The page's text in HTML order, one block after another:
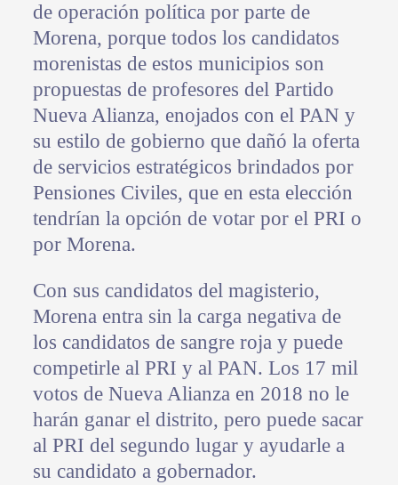
de operación política por parte de
Morena, porque todos los candidatos
morenistas de estos municipios son
propuestas de profesores del Partido
Nueva Alianza, enojados con el PAN y
su estilo de gobierno que dañó la oferta
de servicios estratégicos brindados por
Pensiones Civiles, que en esta elección
tendrían la opción de votar por el PRI o
por Morena.
Con sus candidatos del magisterio,
Morena entra sin la carga negativa de
los candidatos de sangre roja y puede
competirle al PRI y al PAN. Los 17 mil
votos de Nueva Alianza en 2018 no le
harán ganar el distrito, pero puede sacar
al PRI del segundo lugar y ayudarle a
su candidato a gobernador.